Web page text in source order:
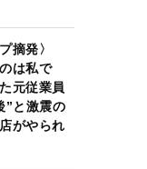
摘発〉
は私で
元従業員
”と激震の
がやられ